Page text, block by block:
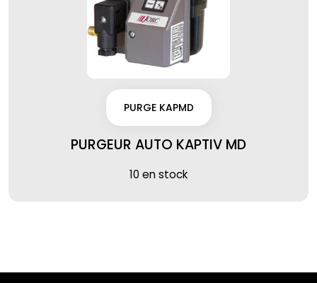
PURGE KAPMD
PURGEUR AUTO KAPTIV MD
10 en stock